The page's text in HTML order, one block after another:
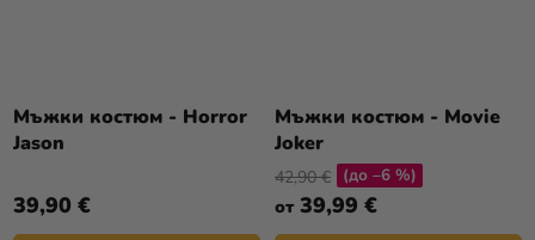
Мъжки костюм - Horror
Jason
39,90 €
Мъжки костюм - Movie
Joker
от 39,99 €
42,90 € (до –6 %)